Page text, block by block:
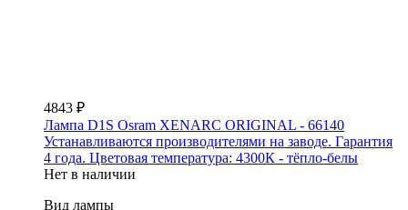
4843 ₽
Лампа D1S Osram XENARC ORIGINAL - 66140
Устанавливаются производителями на заводе. Гарантия
4 года. Цветовая температура: 4300К - тёпло-белы
Нет в наличии
Вид лампы